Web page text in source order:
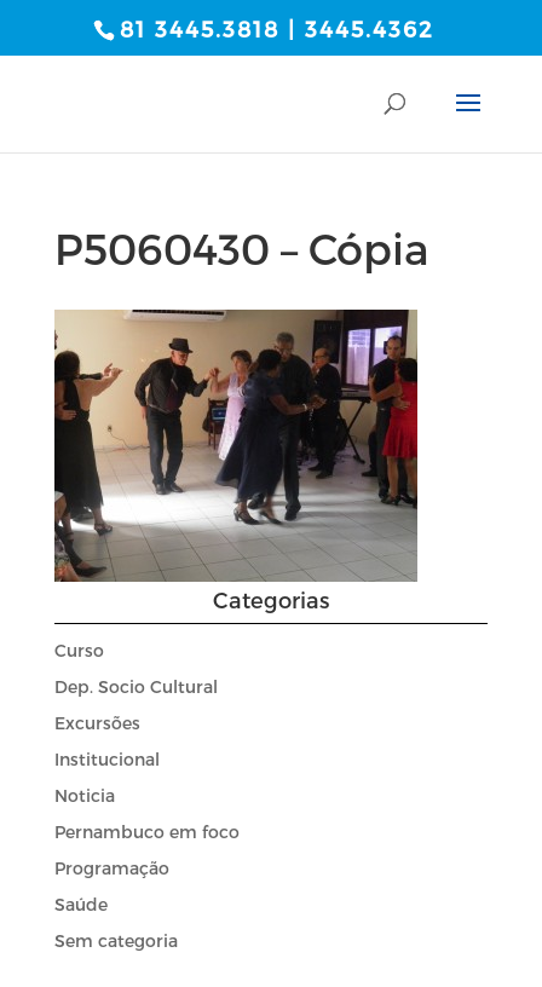
81 3445.3818 | 3445.4362
P5060430 – Cópia
Categorias
Curso
Dep. Socio Cultural
Excursões
Institucional
Noticia
Pernambuco em foco
Programação
Saúde
Sem categoria